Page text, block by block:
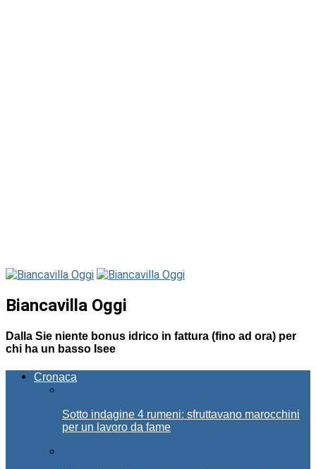
Biancavilla Oggi
Dalla Sie niente bonus idrico in fattura (fino ad ora) per
chi ha un basso Isee
Cronaca
Sotto indagine 4 rumeni: sfruttavano marocchini
per un lavoro da fame